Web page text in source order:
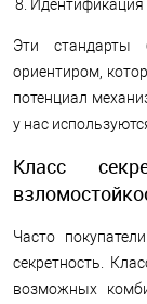
Идентификация
Эти стандарты
ориентиром,
потенциал
у нас
Класс
Часто
секретность.
возможных